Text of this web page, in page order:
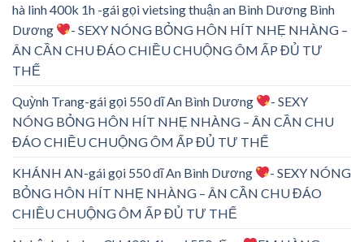
hà linh 400k 1h -gái gọi vietsing thuận an Bình Dương Bình
Dương
- SEXY NÓNG BỎNG HÔN HÍT NHẸ NHÀNG –
ÂN CẦN CHU ĐÁO CHIỀU CHUỘNG ÔM ẤP ĐỦ TƯ
THẾ
Quỳnh Trang-gái gọi 550 dĩ An Bình Dương
- SEXY
NÓNG BỎNG HÔN HÍT NHẸ NHÀNG – ÂN CẦN CHU
ĐÁO CHIỀU CHUỘNG ÔM ẤP ĐỦ TƯ THẾ
KHÁNH AN-gái gọi 550 dĩ An Bình Dương
- SEXY NÓNG
BỎNG HÔN HÍT NHẸ NHÀNG – ÂN CẦN CHU ĐÁO
CHIỀU CHUỘNG ÔM ẤP ĐỦ TƯ THẾ